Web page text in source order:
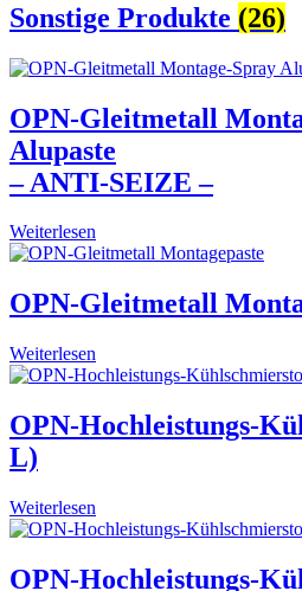
Sonstige Produkte (26)
OPN-Gleitmetall
Alupaste
– ANTI-SEIZE –
Weiterlesen
OPN-Gleitmetall
Weiterlesen
OPN-Hochleistungs-
L)
Weiterlesen
OPN-Hochleistungs-